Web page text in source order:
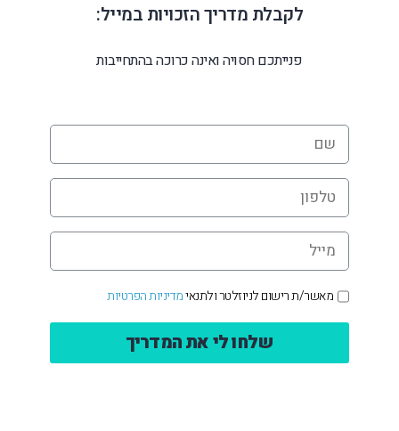
לקבלת מדריך הזכויות במייל:
פנייתכם חסויה ואינה כרוכה בהתחייבות
שם *
טלפון *
מייל *
אישור
קבלת
דיוור *
מאשר/ת רישום לניוזלטר ולתנאימדיניות הפרטיות